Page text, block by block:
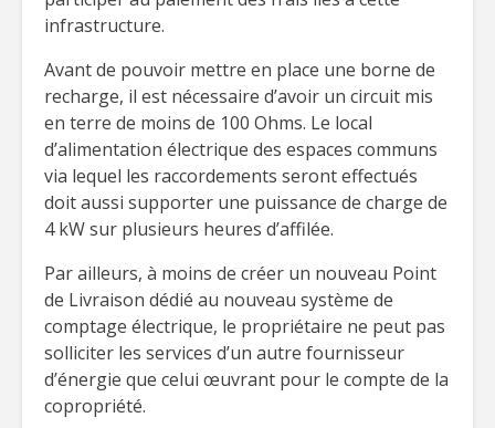
infrastructure.
Avant de pouvoir mettre en place une borne de
recharge, il est nécessaire d’avoir un circuit mis
en terre de moins de 100 Ohms. Le local
d’alimentation électrique des espaces communs
via lequel les raccordements seront effectués
doit aussi supporter une puissance de charge de
4 kW sur plusieurs heures d’affilée.
Par ailleurs, à moins de créer un nouveau Point
de Livraison dédié au nouveau système de
comptage électrique, le propriétaire ne peut pas
solliciter les services d’un autre fournisseur
d’énergie que celui œuvrant pour le compte de la
copropriété.